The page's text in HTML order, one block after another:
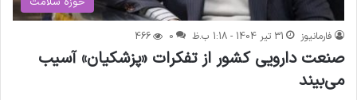
فارمانیوز 31 تیر 1404 - 1:18 ب.ظ 0
466
صنعت دارویی کشور از تفکرات «پزشکیان» آسیب
می‌بیند